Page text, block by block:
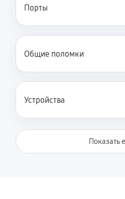
Порты
Общие поломки
Устройства
Показать